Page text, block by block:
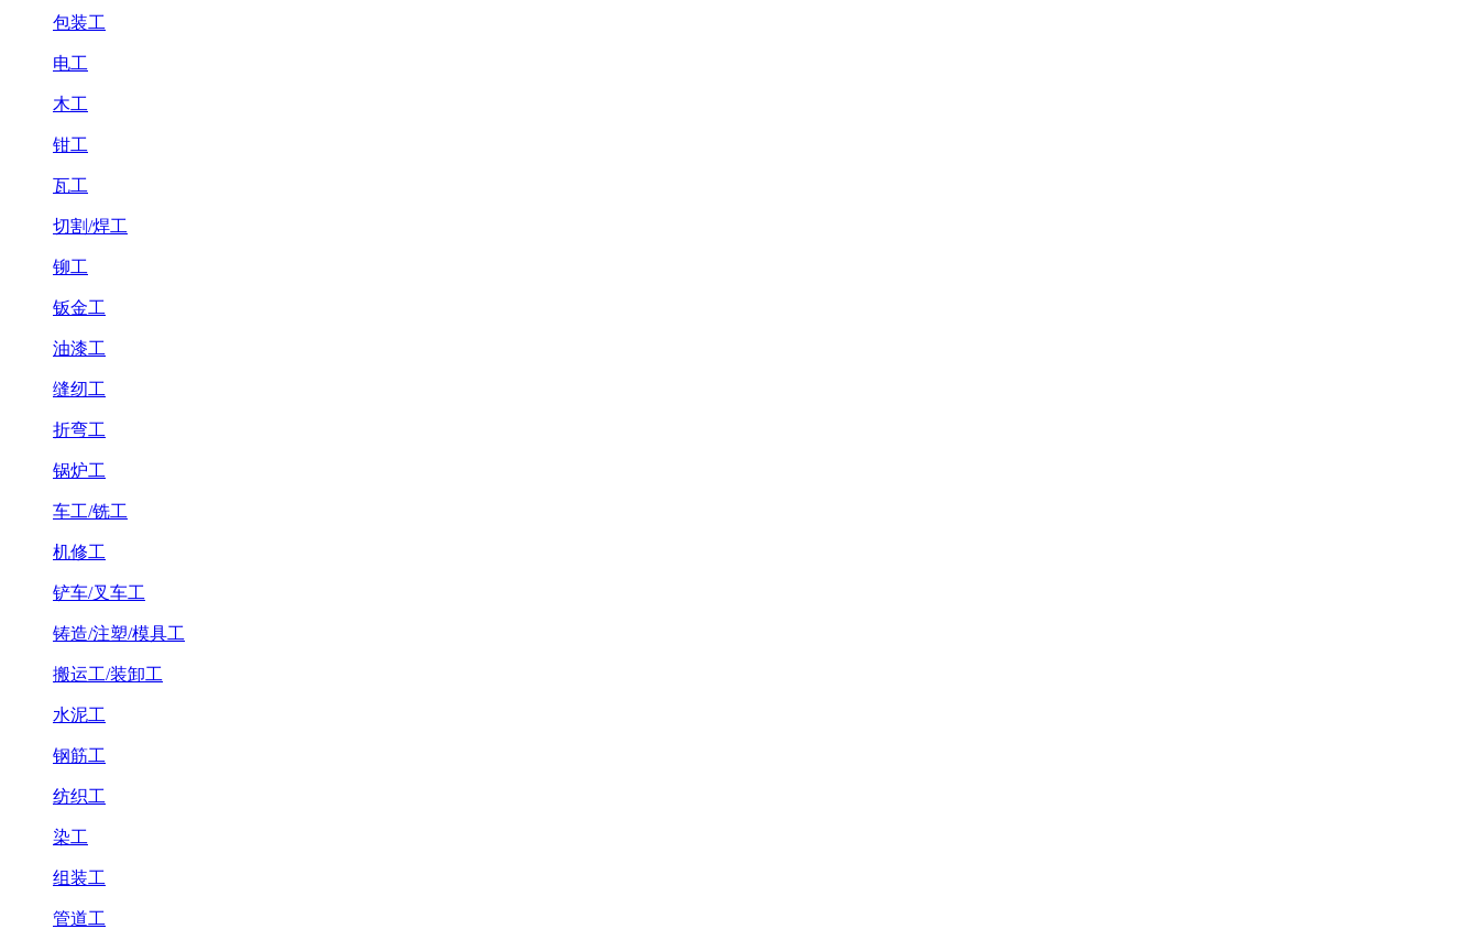
包装工
电工
木工
钳工
瓦工
切割/焊工
铆工
钣金工
油漆工
缝纫工
折弯工
锅炉工
车工/铣工
机修工
铲车/叉车工
铸造/注塑/模具工
搬运工/装卸工
水泥工
钢筋工
纺织工
染工
组装工
管道工